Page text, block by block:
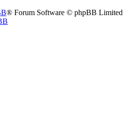
® Forum Software © phpBB Limited